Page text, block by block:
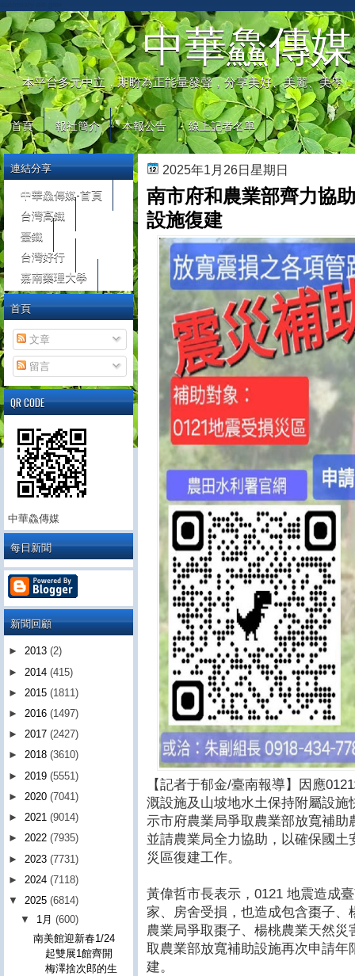
中華鱻傳媒
本平台多元中立，期盼為正能量發聲，分享美好、美麗、美學
首頁 報社簡介 本報公告 線上記者名單
2025年1月26日星期日
南市府和農業部齊力協
設施復建
【記者于郁金/臺南報導】因應
溉設施及山坡地水土保持附屬設
示市府農業局爭取農業部放寬補
並請農業局全力協助，以確保國
災區復建工作。
黃偉哲市長表示，0121 地震造成
家、房舍受損，也造成包含棗子
農業局爭取棗子、楊桃農業天然
取農業部放寬補助設施再次申請
建。
連結分享
中華鱻傳媒-首頁
台灣高鐵
臺鐵
台灣好行
嘉南藥理大學
首頁
文章
留言
QR CODE
中華鱻傳媒
每日新聞
新聞回顧
► 2013 (2)
► 2014 (415)
► 2015 (1811)
► 2016 (1497)
► 2017 (2427)
► 2018 (3610)
► 2019 (5551)
► 2020 (7041)
► 2021 (9014)
► 2022 (7935)
► 2023 (7731)
► 2024 (7118)
▼ 2025 (6814)
▼ 1月(600)
南美館迎新春1/24
起雙展1館齊開
梅澤捨次郎的生